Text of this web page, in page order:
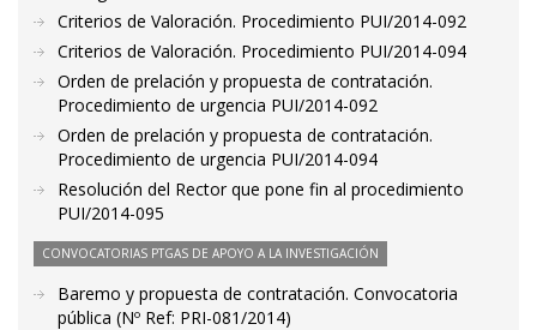
Criterios de Valoración. Procedimiento PUI/2014-092
Criterios de Valoración. Procedimiento PUI/2014-094
Orden de prelación y propuesta de contratación.
Procedimiento de urgencia PUI/2014-092
Orden de prelación y propuesta de contratación.
Procedimiento de urgencia PUI/2014-094
Resolución del Rector que pone fin al procedimiento
PUI/2014-095
CONVOCATORIAS PTGAS DE APOYO A LA INVESTIGACIÓN
Baremo y propuesta de contratación. Convocatoria
pública (Nº Ref: PRI-081/2014)